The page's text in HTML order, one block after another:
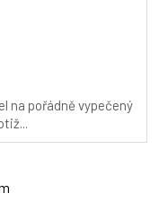
na pořádně vypečený